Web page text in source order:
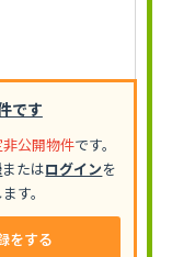
です
公開物件です。
またはログインを
す。
をする